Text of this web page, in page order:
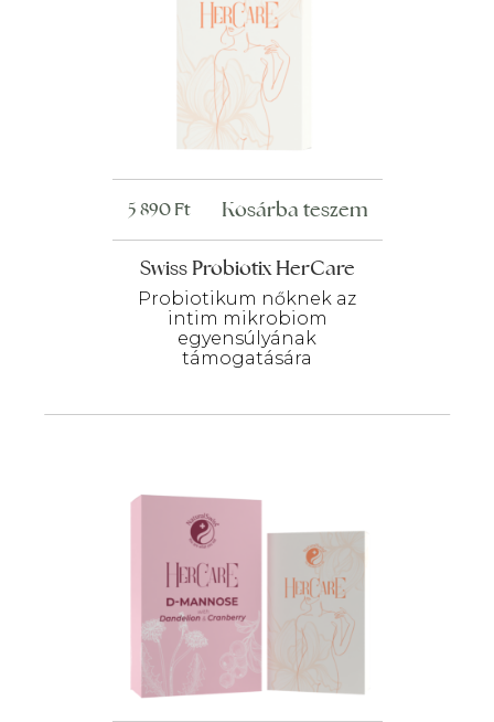
Swiss Probiotix HerCare
Probiotikum nőknek az
intim mikrobiom
egyensúlyának
támogatására
5 890Ft Kosárba teszem